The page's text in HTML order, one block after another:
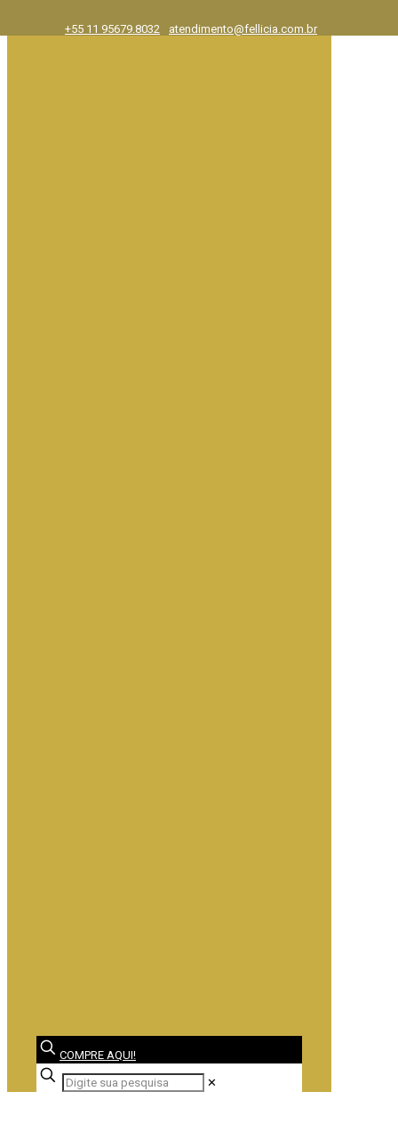
+55 11 95679.8032 atendimento@fellicia.com.br
COMPRE AQUI!
✕